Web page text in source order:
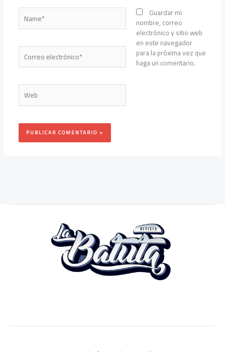
Name*
Correo
electrónico*
Web
Guardar mi
nombre, correo
electrónico y sitio web
en este navegador
para la próxima vez que
haga un comentario.